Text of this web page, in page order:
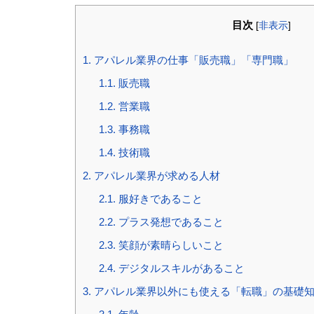
目次 [非表示]
1. アパレル業界の仕事「販売職」「専門職」
1.1. 販売職
1.2. 営業職
1.3. 事務職
1.4. 技術職
2. アパレル業界が求める人材
2.1. 服好きであること
2.2. プラス発想であること
2.3. 笑顔が素晴らしいこと
2.4. デジタルスキルがあること
3. アパレル業界以外にも使える「転職」の基礎